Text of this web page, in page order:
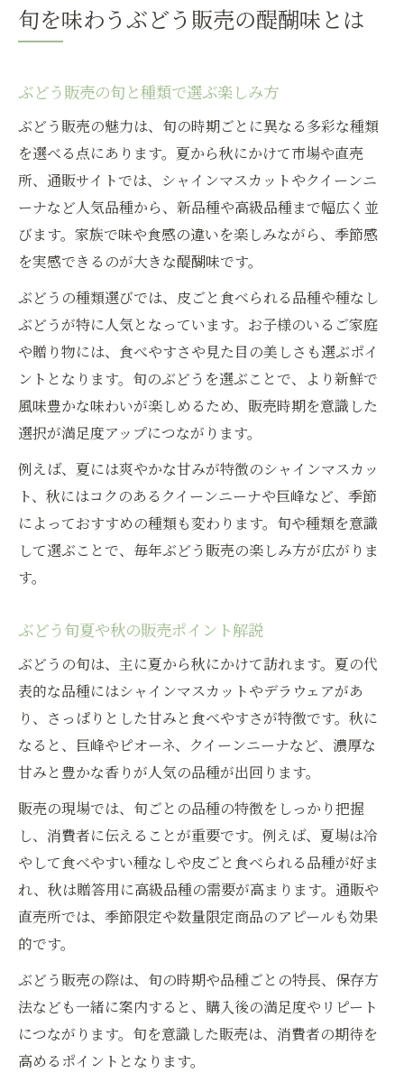
旬を味わうぶどう販売の醍醐味とは
ぶどう販売の旬と種類で選ぶ楽しみ方
ぶどう販売の魅力は、旬の時期ごとに異なる多彩な種類
を選べる点にあります。夏から秋にかけて市場や直売
所、通販サイトでは、シャインマスカットやクイーンニ
ーナなど人気品種から、新品種や高級品種まで幅広く並
びます。家族で味や食感の違いを楽しみながら、季節感
を実感できるのが大きな醍醐味です。
ぶどうの種類選びでは、皮ごと食べられる品種や種なし
ぶどうが特に人気となっています。お子様のいるご家庭
や贈り物には、食べやすさや見た目の美しさも選ぶポイ
ントとなります。旬のぶどうを選ぶことで、より新鮮で
風味豊かな味わいが楽しめるため、販売時期を意識した
選択が満足度アップにつながります。
例えば、夏には爽やかな甘みが特徴のシャインマスカッ
ト、秋にはコクのあるクイーンニーナや巨峰など、季節
によっておすすめの種類も変わります。旬や種類を意識
して選ぶことで、毎年ぶどう販売の楽しみ方が広がりま
す。
ぶどう旬夏や秋の販売ポイント解説
ぶどうの旬は、主に夏から秋にかけて訪れます。夏の代
表的な品種にはシャインマスカットやデラウェアがあ
り、さっぱりとした甘みと食べやすさが特徴です。秋に
なると、巨峰やピオーネ、クイーンニーナなど、濃厚な
甘みと豊かな香りが人気の品種が出回ります。
販売の現場では、旬ごとの品種の特徴をしっかり把握
し、消費者に伝えることが重要です。例えば、夏場は冷
やして食べやすい種なしや皮ごと食べられる品種が好ま
れ、秋は贈答用に高級品種の需要が高まります。通販や
直売所では、季節限定や数量限定商品のアピールも効果
的です。
ぶどう販売の際は、旬の時期や品種ごとの特長、保存方
法なども一緒に案内すると、購入後の満足度やリピート
につながります。旬を意識した販売は、消費者の期待を
高めるポイントとなります。